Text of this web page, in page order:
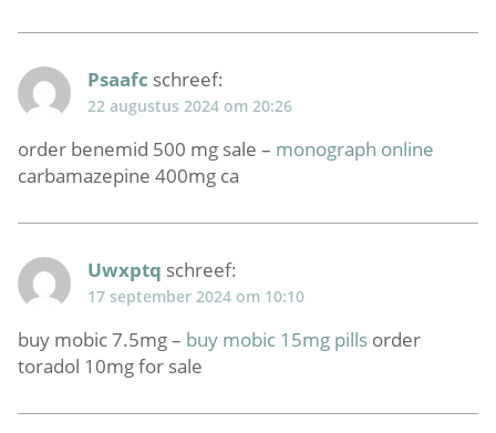
Psaafc schreef:
22 augustus 2024 om 20:26
order benemid 500 mg sale – monograph online
carbamazepine 400mg ca
Uwxptq schreef:
17 september 2024 om 10:10
buy mobic 7.5mg – buy mobic 15mg pills order
toradol 10mg for sale